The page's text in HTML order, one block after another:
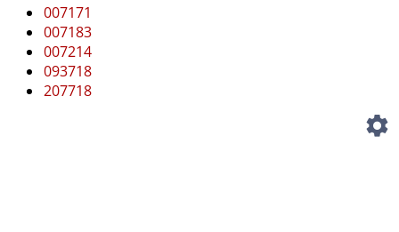
007171
007183
007214
093718
207718